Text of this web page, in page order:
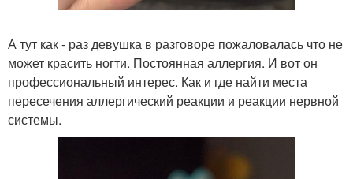
А тут как - раз девушка в разговоре пожаловалась что не
может красить ногти. Постоянная аллергия. И вот он
профессиональный интерес. Как и где найти места
пересечения аллергический реакции и реакции нервной
системы.